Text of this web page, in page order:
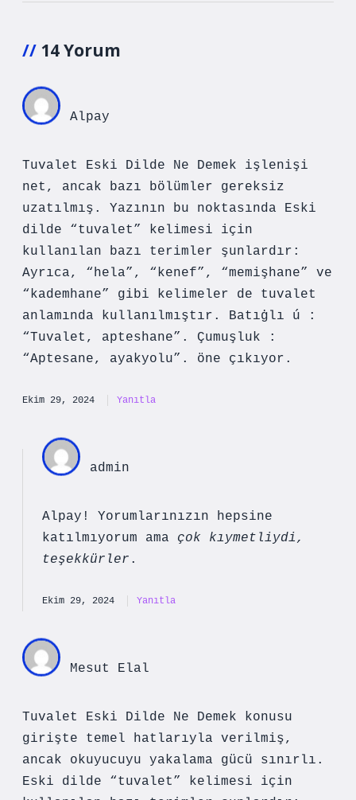
14 Yorum
Alpay
Tuvalet Eski Dilde Ne Demek işlenişi
net, ancak bazı bölümler gereksiz
uzatılmış. Yazının bu noktasında Eski
dilde “tuvalet” kelimesi için
kullanılan bazı terimler şunlardır:
Ayrıca, “hela”, “kenef”, “memişhane” ve
“kademhane” gibi kelimeler de tuvalet
anlamında kullanılmıştır. Batıġlı ú :
“Tuvalet, apteshane”. Çumuşluk :
“Aptesane, ayakyolu”. öne çıkıyor.
Ekim 29, 2024 Yanıtla
admin
Alpay! Yorumlarınızın hepsine
katılmıyorum ama çok kıymetliydi,
teşekkürler .
Ekim 29, 2024 Yanıtla
Mesut Elal
Tuvalet Eski Dilde Ne Demek konusu
girişte temel hatlarıyla verilmiş,
ancak okuyucuyu yakalama gücü sınırlı.
Eski dilde “tuvalet” kelimesi için